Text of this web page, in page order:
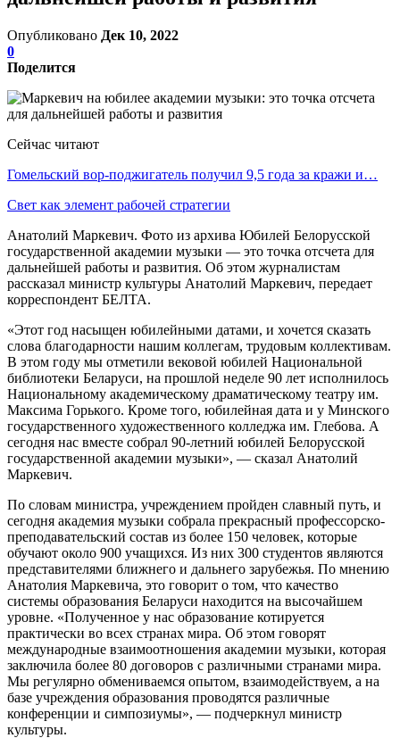
Опубликовано Дек 10, 2022
0
Поделится
Сейчас читают
Гомельский вор-поджигатель получил 9,5 года за кражи и…
Свет как элемент рабочей стратегии
Анатолий Маркевич. Фото из архива Юбилей Белорусской
государственной академии музыки — это точка отсчета для
дальнейшей работы и развития. Об этом журналистам
рассказал министр культуры Анатолий Маркевич, передает
корреспондент БЕЛТА.
«Этот год насыщен юбилейными датами, и хочется сказать
слова благодарности нашим коллегам, трудовым коллективам.
В этом году мы отметили вековой юбилей Национальной
библиотеки Беларуси, на прошлой неделе 90 лет исполнилось
Национальному академическому драматическому театру им.
Максима Горького. Кроме того, юбилейная дата и у Минского
государственного художественного колледжа им. Глебова. А
сегодня нас вместе собрал 90-летний юбилей Белорусской
государственной академии музыки», — сказал Анатолий
Маркевич.
По словам министра, учреждением пройден славный путь, и
сегодня академия музыки собрала прекрасный профессорско-
преподавательский состав из более 150 человек, которые
обучают около 900 учащихся. Из них 300 студентов являются
представителями ближнего и дальнего зарубежья. По мнению
Анатолия Маркевича, это говорит о том, что качество
системы образования Беларуси находится на высочайшем
уровне. «Полученное у нас образование котируется
практически во всех странах мира. Об этом говорят
международные взаимоотношения академии музыки, которая
заключила более 80 договоров с различными странами мира.
Мы регулярно обмениваемся опытом, взаимодействуем, а на
базе учреждения образования проводятся различные
конференции и симпозиумы», — подчеркнул министр
культуры.